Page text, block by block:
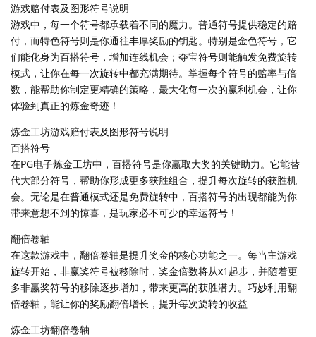
游戏赔付表及图形符号说明
游戏中，每一个符号都承载着不同的魔力。普通符号提供稳定的赔
付，而特色符号则是你通往丰厚奖励的钥匙。特别是金色符号，它
们能化身为百搭符号，增加连线机会；夺宝符号则能触发免费旋转
模式，让你在每一次旋转中都充满期待。掌握每个符号的赔率与倍
数，能帮助你制定更精确的策略，最大化每一次的赢利机会，让你
体验到真正的炼金奇迹！
炼金工坊游戏赔付表及图形符号说明
百搭符号
在PG电子炼金工坊中，百搭符号是你赢取大奖的关键助力。它能替
代大部分符号，帮助你形成更多获胜组合，提升每次旋转的获胜机
会。无论是在普通模式还是免费旋转中，百搭符号的出现都能为你
带来意想不到的惊喜，是玩家必不可少的幸运符号！
翻倍卷轴
在这款游戏中，翻倍卷轴是提升奖金的核心功能之一。每当主游戏
旋转开始，非赢奖符号被移除时，奖金倍数将从x1起步，并随着更
多非赢奖符号的移除逐步增加，带来更高的获胜潜力。巧妙利用翻
倍卷轴，能让你的奖励翻倍增长，提升每次旋转的收益
炼金工坊翻倍卷轴